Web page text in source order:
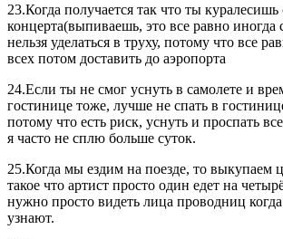
23.Когда получается так что ты
концерта(выпиваешь, это все равно иногда
нельзя уделаться в труху, потому что все
всех потом доставить до аэропорта
24.Если ты не смог уснуть в самолете и
гостинице тоже, лучше не спать в
потому что есть риск, уснуть и проспать
я часто не сплю больше суток.
25.Когда мы ездим на поезде, то выкупаем
такое что артист просто один едет на
нужно просто видеть лица проводниц
узнают.